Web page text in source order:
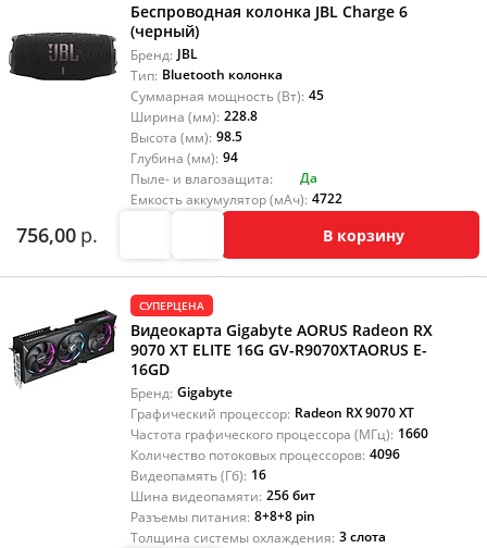
Беспроводная колонка JBL Charge 6
(черный)
Бренд: JBL
Тип: Bluetooth колонка
Суммарная мощность (Вт): 45
Ширина (мм): 228.8
Высота (мм): 98.5
Глубина (мм): 94
Пыле- и влагозащита:
Да
Емкость аккумулятор (мАч): 4722
756,00 р. В корзину
СУПЕРЦЕНА
Видеокарта Gigabyte AORUS Radeon RX
9070 XT ELITE 16G GV-R9070XTAORUS E-
16GD
Бренд: Gigabyte
Графический процессор: Radeon RX 9070 XT
Частота графического процессора (МГц): 1660
Количество потоковых процессоров: 4096
Видеопамять (Гб): 16
Шина видеопамяти: 256 бит
Разъемы питания: 8+8+8 pin
Толщина системы охлаждения: 3 слота